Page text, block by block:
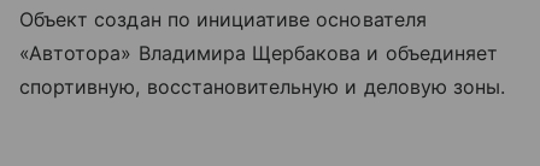
Объект создан по инициативе основателя
«Автотора» Владимира Щербакова и объединяет
спортивную, восстановительную и деловую зоны.